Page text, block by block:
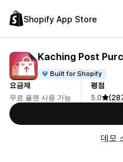
Shopify App Store
Kaching Post
Built for Shopify
요금제
무료 플랜 사용 가능
평점
5.0
데모